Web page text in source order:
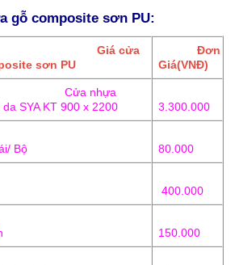
gỗ composite sơn PU:
cửa
sơn PU
Đơn
Giá(VNĐ)
nhựa
SYA KT 900 x 2200
3.300.000
Bộ 80.000
400.000
150.000